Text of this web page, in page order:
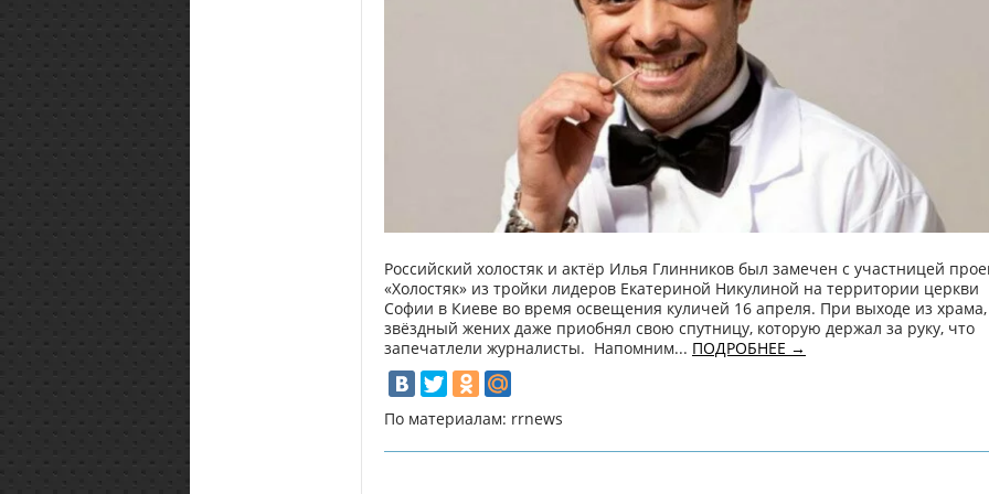
Российский холостяк и актёр Илья Глинников был замечен с участницей
«Холостяк» из тройки лидеров Екатериной Никулиной на территории церкви
Софии в Киеве во время освещения куличей 16 апреля. При выходе из храма,
звёздный жених даже приобнял свою спутницу, которую держал за руку, что
запечатлели журналисты. Напомним... ПОДРОБНЕЕ →
По материалам: rrnews